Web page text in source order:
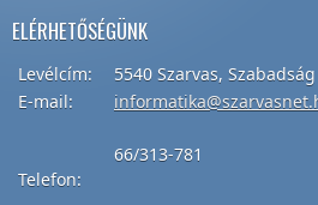
ELÉRHETŐSÉGÜNK
Levélcím: 5540 Szarvas, Szabadság
E-mail:
Telefon:
66/313-781